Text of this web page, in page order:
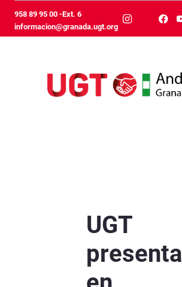
メインコンテンツにスキップ
958 89 95 00 -Ext. 6
informacion@granada.ugt.org
UGT
presenta